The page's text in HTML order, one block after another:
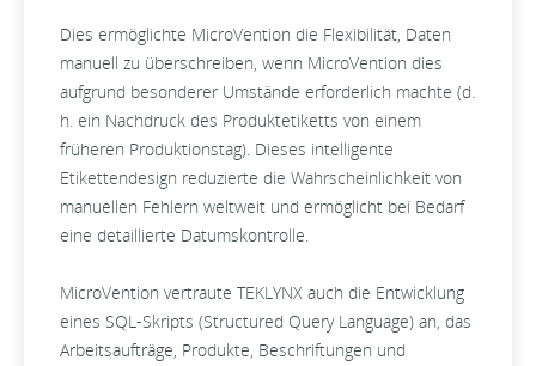
Dies ermöglichte MicroVention die Flexibilität, Daten
manuell zu überschreiben, wenn MicroVention dies
aufgrund besonderer Umstände erforderlich machte (d.
h. ein Nachdruck des Produktetiketts von einem
früheren Produktionstag). Dieses intelligente
Etikettendesign reduzierte die Wahrscheinlichkeit von
manuellen Fehlern weltweit und ermöglicht bei Bedarf
eine detaillierte Datumskontrolle.
MicroVention vertraute TEKLYNX auch die Entwicklung
eines SQL-Skripts (Structured Query Language) an, das
Arbeitsaufträge, Produkte, Beschriftungen und